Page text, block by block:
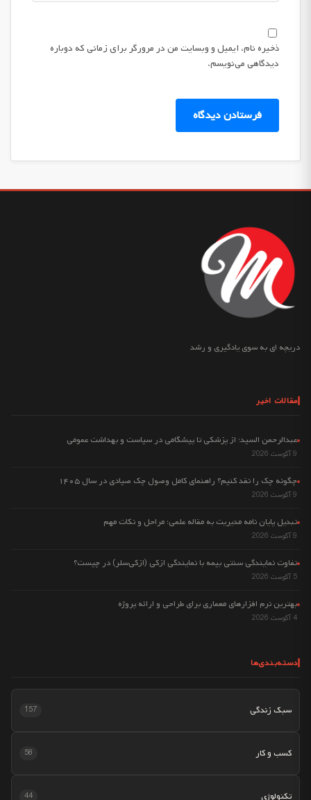
ذخیره نام، ایمیل و وبسایت من در مرورگر برای زمانی که دوباره
دیدگاهی می‌نویسم.
دریچه ای به سوی یادگیری و رشد
مقالات اخیر
عبدالرحمن السید: از پزشکی تا پیشگامی در سیاست و بهداشت عمومی
9 آگوست 2026
چگونه چک را نقد کنیم؟ راهنمای کامل وصول چک صیادی در سال ۱۴۰۵
9 آگوست 2026
تبدیل پایان نامه مدیریت به مقاله علمی؛ مراحل و نکات مهم
9 آگوست 2026
تفاوت نمایندگی سنتی بیمه با نمایندگی ازکی (ازکی‌سلر) در چیست؟
5 آگوست 2026
بهترین نرم افزارهای معماری برای طراحی و ارائه پروژه
4 آگوست 2026
دسته‌بندی‌ها
سبک زندگی 157
کسب و کار 58
تکنولوژی 44